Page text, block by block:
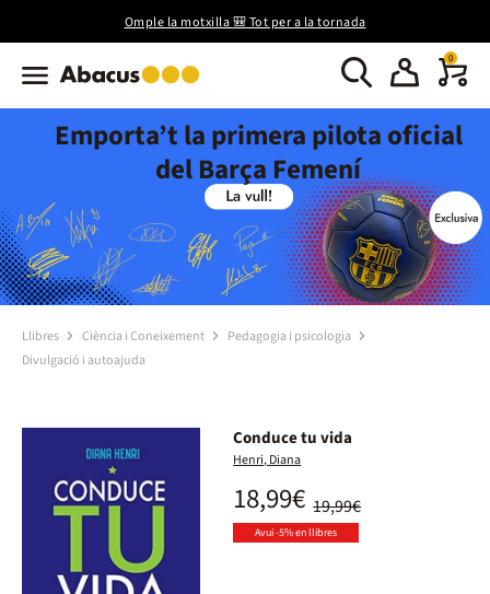
Omple la motxilla 🎒 Tot per a la tornada
0
Emporta’t la primera pilota oficial
del Barça Femení
Llibres Ciència i Coneixement
Pedagogia i psicologia
Divulgació i autoajuda
Conduce tu vida
Henri, Diana
19,99€
18,99€
Avui -5% en llibres